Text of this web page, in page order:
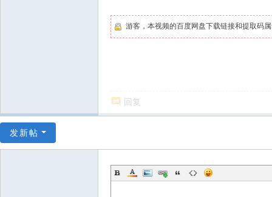
游客，本视频的百度网盘下载链接和提取码
回复
发新帖